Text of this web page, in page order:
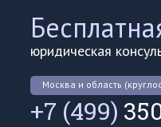
юридическая
Москва и область
+7 (499)